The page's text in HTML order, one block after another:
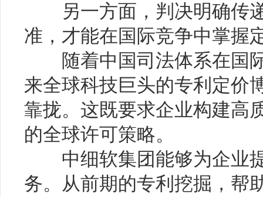
另一方面，判决明确传
准，才能在国际竞争中掌握
随着中国司法体系在国
来全球科技巨头的专利定价
靠拢。这既要求企业构建高
的全球许可策略。
中细软集团能够为企业
务。从前期的专利挖掘，帮